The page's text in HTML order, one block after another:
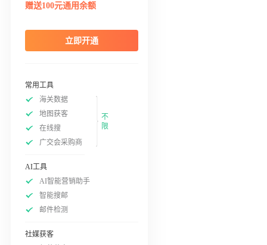
赠送100元通用余额
立即开通
常用工具
海关数据
地图获客
在线搜
广交会采购商
不
限
AI工具
AI智能营销助手
智能搜邮
邮件检测
社媒获客